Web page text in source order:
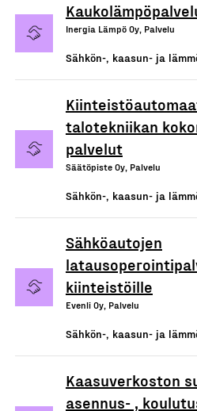
Inergia Lämpö Oy, Palvelu
Sähkön-, kaasun- ja
talotekniikan
palvelut
Säätöpiste Oy, Palvelu
Sähkön-, kaasun- ja
Sähköautojen
kiinteistöille
Evenli Oy, Palvelu
Sähkön-, kaasun- ja
Kaasuverkoston
asennus- ,